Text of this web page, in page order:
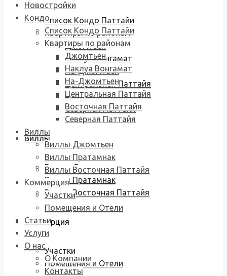
Список Кондо Паттайи
Квартиры по районам
Джомтьен
Наклуа Вонгамат
На-Джомтьен
Центральная Паттайя
Восточная Паттайя
Северная Паттайя
Виллы
Виллы Джомтьен
Виллы Пратамнак
Виллы Восточная Паттайя
Коммерция
Участки
Помещения и Отели
Новостройки
Кондо
Список Кондо Паттайи
Квартиры по районам
Джомтьен
Наклуа Вонгамат
На-Джомтьен
Центральная Паттайя
Восточная Паттайя
Северная Паттайя
Виллы
Виллы Джомтьен
Виллы Пратамнак
Виллы Восточная Паттайя
Коммерция
Участки
Помещения и Отели
Статьи
Услуги
О нас
О Компании
Контакты